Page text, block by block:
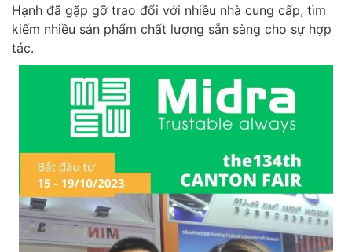
Hạnh đã gặp gỡ trao đổi với nhiều nhà cung cấp, tìm
kiếm nhiều sản phẩm chất lượng sẵn sàng cho sự hợp
tác.